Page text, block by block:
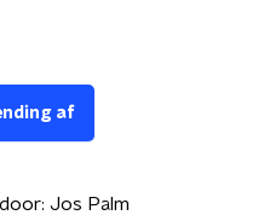
af
Jos Palm